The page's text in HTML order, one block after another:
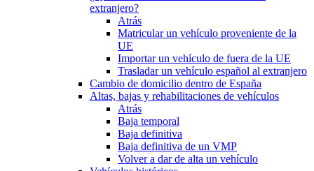
extranjero?
Atrás
Matricular un vehículo proveniente de la
UE
Importar un vehículo de fuera de la UE
Trasladar un vehículo español al extranjero
Cambio de domicilio dentro de España
Altas, bajas y rehabilitaciones de vehículos
Atrás
Baja temporal
Baja definitiva
Baja definitiva de un VMP
Volver a dar de alta un vehículo